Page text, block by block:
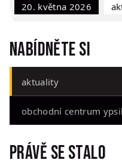
20. května 2026
Nabídněte si
aktuality
obchodní centrum
Právě se stalo